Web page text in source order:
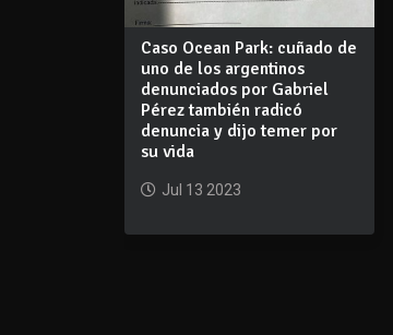
Caso Ocean Park: cuñado de
uno de los argentinos
denunciados por Gabriel
Pérez también radicó
denuncia y dijo temer por
su vida
Jul 13 2023